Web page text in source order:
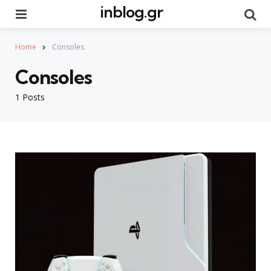
inblog.gr
Home Consoles
1 Posts
Consoles